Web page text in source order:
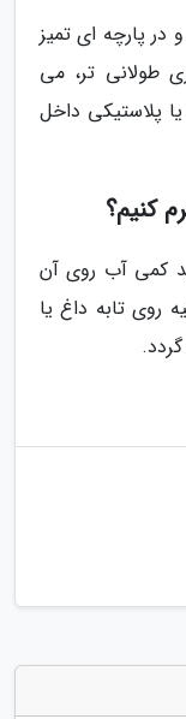
پارچه ای تمیز
طولانی تر، می
پلاستیکی داخل
کنیم؟
کمی آب روی آن
روی تابه داغ یا